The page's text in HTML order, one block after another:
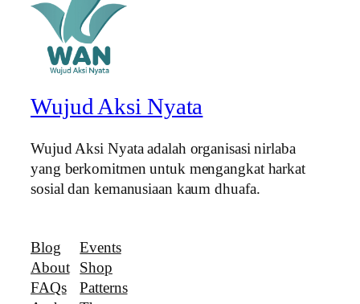
Wujud Aksi Nyata
Wujud Aksi Nyata adalah organisasi nirlaba
yang berkomitmen untuk mengangkat harkat
sosial dan kemanusiaan kaum dhuafa.
Blog
About
FAQs
Events
Shop
Patterns